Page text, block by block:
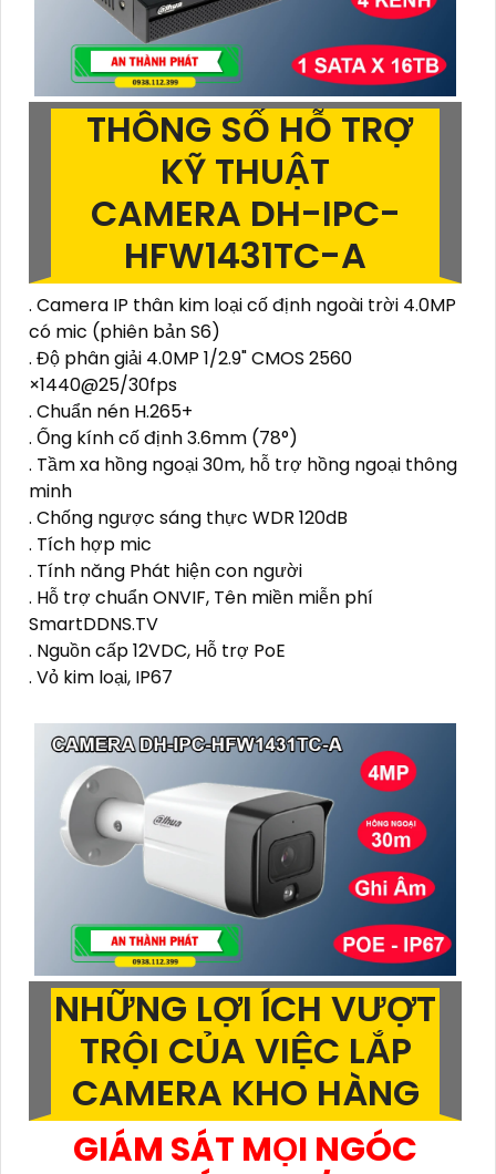
THÔNG SỐ HỖ TRỢ
KỸ THUẬT
CAMERA DH-IPC-
HFW1431TC-A
. Camera IP thân kim loại cố định ngoài trời 4.0MP
có mic (phiên bản S6)
. Độ phân giải 4.0MP 1/2.9" CMOS 2560
×1440@25/30fps
. Chuẩn nén H.265+
. Ống kính cố định 3.6mm (78°)
. Tầm xa hồng ngoại 30m, hỗ trợ hồng ngoại thông
minh
. Chống ngược sáng thực WDR 120dB
. Tích hợp mic
. Tính năng Phát hiện con người
. Hỗ trợ chuẩn ONVIF, Tên miền miễn phí
SmartDDNS.TV
. Nguồn cấp 12VDC, Hỗ trợ PoE
. Vỏ kim loại, IP67
NHỮNG LỢI ÍCH VƯỢT
TRỘI CỦA VIỆC LẮP
CAMERA KHO HÀNG
GIÁM SÁT MỌI NGÓC